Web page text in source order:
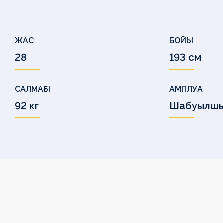
ЖАС
28
БОЙЫ
193 см
САЛМАҒЫ
92 кг
АМПЛУА